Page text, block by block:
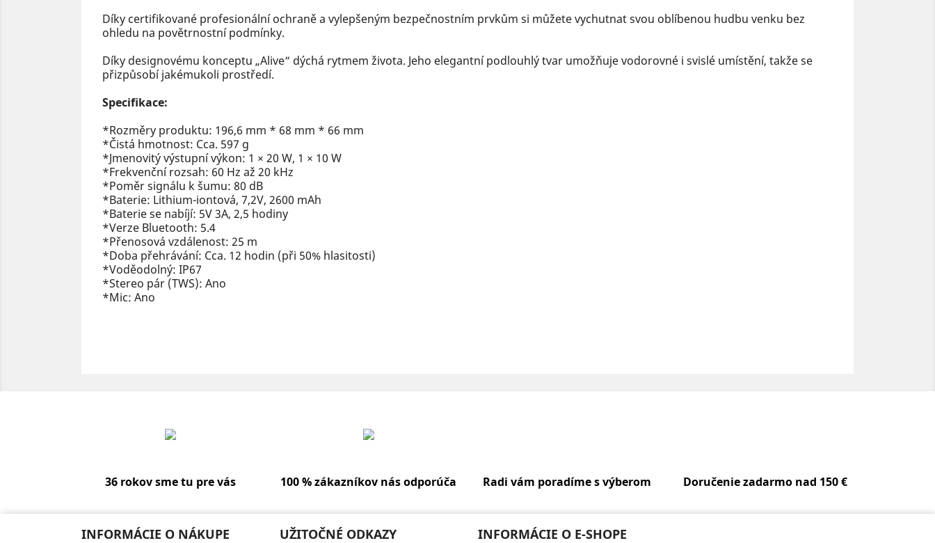
Díky certifikované profesionální ochraně a vylepšeným bezpečnostním prvkům si můžete vychutnat svou oblíbenou hudbu venku bez
ohledu na povětrnostní podmínky.
Díky designovému konceptu „Alive“ dýchá rytmem života. Jeho elegantní podlouhlý tvar umožňuje vodorovné i svislé umístění, takže se
přizpůsobí jakémukoli prostředí.
Specifikace:
*Rozměry produktu: 196,6 mm * 68 mm * 66 mm
*Čistá hmotnost: Cca. 597 g
*Jmenovitý výstupní výkon: 1 × 20 W, 1 × 10 W
*Frekvenční rozsah: 60 Hz až 20 kHz
*Poměr signálu k šumu: 80 dB
*Baterie: Lithium-iontová, 7,2V, 2600 mAh
*Baterie se nabíjí: 5V 3A, 2,5 hodiny
*Verze Bluetooth: 5.4
*Přenosová vzdálenost: 25 m
*Doba přehrávání: Cca. 12 hodin (při 50% hlasitosti)
*Voděodolný: IP67
*Stereo pár (TWS): Ano
*Mic: Ano
36 rokov sme tu pre vás 100 % zákazníkov nás odporúča Radi vám poradíme s výberom Doručenie zadarmo nad 150 €
INFORMÁCIE O NÁKUPE UŽITOČNÉ ODKAZY INFORMÁCIE O E-SHOPE